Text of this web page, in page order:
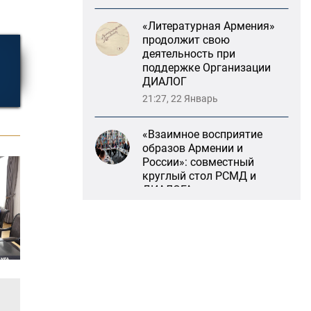
продолжит свою
деятельность при
поддержке Организации
ДИАЛОГ
21:27, 22 Январь
«Взаимное восприятие
образов Армении и
России»: совместный
круглый стол РСМД и
ДИАЛОГА
13:59, 29 Май